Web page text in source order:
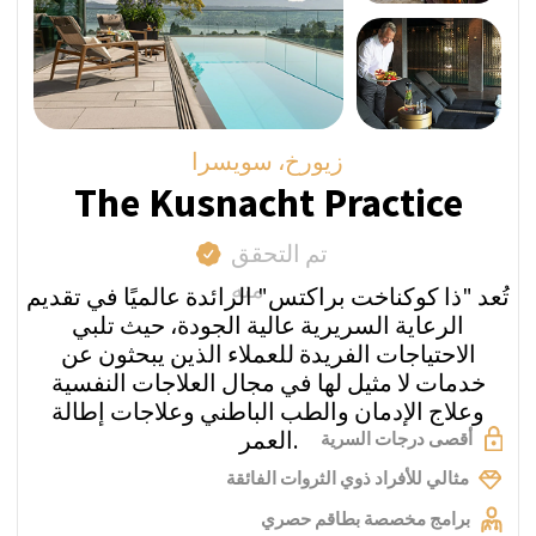
السعر المباشر أسبوعيًا:
من 124,000 فرنك سويسري
اطرح سؤالاً عبر واتساب
صفحة ملفهم الشخصي.
Paracelsus Recovery